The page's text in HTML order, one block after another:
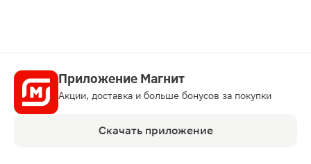
Приложение Магнит
Акции, доставка и больше бонусов за покупки
Скачать приложение